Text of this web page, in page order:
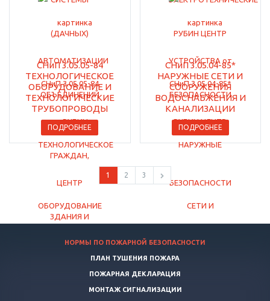
СНиП 3.05.05-84
ТЕХНОЛОГИЧЕСКОЕ
ОБОРУДОВАНИЕ И
ТЕХНОЛОГИЧЕСКИЕ
ТРУБОПРОВОДЫ
ПОДРОБНЕЕ
СНиП 3.05.04-85*
НАРУЖНЫЕ СЕТИ И
СООРУЖЕНИЯ
ВОДОСНАБЖЕНИЯ И
КАНАЛИЗАЦИИ
ПОДРОБНЕЕ
1 2 3
НОРМЫ ПО ПОЖАРНОЙ БЕЗОПАСНОСТИ
ПЛАН ТУШЕНИЯ ПОЖАРА
ПОЖАРНАЯ ДЕКЛАРАЦИЯ
МОНТАЖ СИГНАЛИЗАЦИИ